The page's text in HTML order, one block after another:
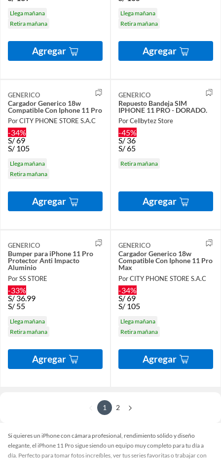
Llega mañana
Retira mañana
Agregar
Llega mañana
Retira mañana
Agregar
GENERICO
Cargador Generico 18w
Compatible Con Iphone 11 Pro
Por CITY PHONE STORE S.A.C
-34%
S/69
S/ 105
Llega mañana
Retira mañana
Agregar
GENERICO
Repuesto Bandeja SIM
IPHONE 11 PRO - DORADO.
Por Cellbytez Store
-45%
S/ 36
S/65
Retira mañana
Agregar
GENERICO
Bumper para iPhone 11 Pro
Protector Anti Impacto
Aluminio
Por SS STORE
-33%
S/36.99
S/ 55
Llega mañana
Retira mañana
Agregar
GENERICO
Cargador Generico 18w
Compatible Con Iphone 11 Pro
Max
Por CITY PHONE STORE S.A.C
-34%
S/69
S/ 105
Llega mañana
Retira mañana
Agregar
1 2
Si quieres un iPhone con cámara profesional, rendimiento sólido y diseño
elegante , el iPhone 11 Prosigue siendo un equipo muy completo para tu día a
día. Perfecto para tomar fotos increíbles, ver tus series favoritas o trabajar con